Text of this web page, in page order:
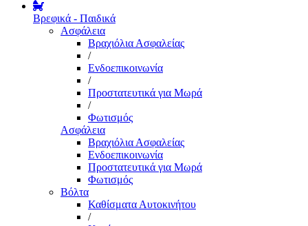
Βρεφικά - Παιδικά
Ασφάλεια
Βραχιόλια Ασφαλείας
/
Ενδοεπικοινωνία
/
Προστατευτικά για Μωρά
/
Φωτισμός
Ασφάλεια
Βραχιόλια Ασφαλείας
Ενδοεπικοινωνία
Προστατευτικά για Μωρά
Φωτισμός
Βόλτα
Καθίσματα Αυτοκινήτου
/